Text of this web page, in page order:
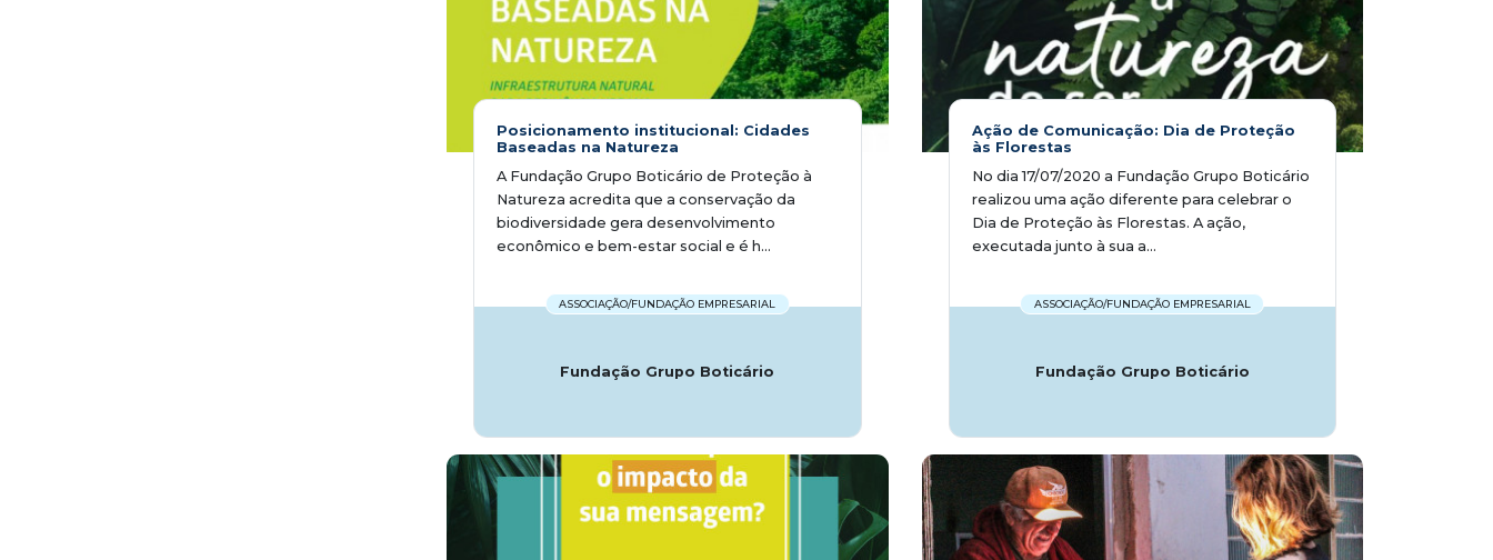
Posicionamento institucional: Cidades
Baseadas na Natureza
A Fundação Grupo Boticário de Proteção à
Natureza acredita que a conservação da
biodiversidade gera desenvolvimento
econômico e bem-estar social e é h...
ASSOCIAÇÃO/FUNDAÇÃO EMPRESARIAL
Fundação Grupo Boticário
Ação de Comunicação: Dia de Proteção
às Florestas
No dia 17/07/2020 a Fundação Grupo Boticário
realizou uma ação diferente para celebrar o
Dia de Proteção às Florestas. A ação,
executada junto à sua a...
ASSOCIAÇÃO/FUNDAÇÃO EMPRESARIAL
Fundação Grupo Boticário